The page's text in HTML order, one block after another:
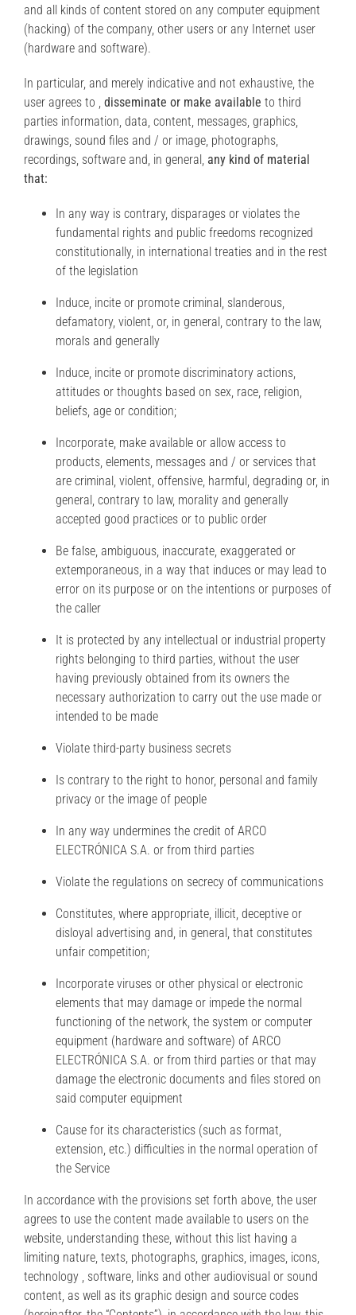
and all kinds of content stored on any computer equipment
(hacking) of the company, other users or any Internet user
(hardware and software).
In particular, and merely indicative and not exhaustive, the
user agrees to , disseminate or make available to third
parties information, data, content, messages, graphics,
drawings, sound files and / or image, photographs,
recordings, software and, in general, any kind of material
that:
In any way is contrary, disparages or violates the
fundamental rights and public freedoms recognized
constitutionally, in international treaties and in the rest
of the legislation
Induce, incite or promote criminal, slanderous,
defamatory, violent, or, in general, contrary to the law,
morals and generally
Induce, incite or promote discriminatory actions,
attitudes or thoughts based on sex, race, religion,
beliefs, age or condition;
Incorporate, make available or allow access to
products, elements, messages and / or services that
are criminal, violent, offensive, harmful, degrading or, in
general, contrary to law, morality and generally
accepted good practices or to public order
Be false, ambiguous, inaccurate, exaggerated or
extemporaneous, in a way that induces or may lead to
error on its purpose or on the intentions or purposes of
the caller
It is protected by any intellectual or industrial property
rights belonging to third parties, without the user
having previously obtained from its owners the
necessary authorization to carry out the use made or
intended to be made
Violate third-party business secrets
Is contrary to the right to honor, personal and family
privacy or the image of people
In any way undermines the credit of ARCO
ELECTRÓNICA S.A. or from third parties
Violate the regulations on secrecy of communications
Constitutes, where appropriate, illicit, deceptive or
disloyal advertising and, in general, that constitutes
unfair competition;
Incorporate viruses or other physical or electronic
elements that may damage or impede the normal
functioning of the network, the system or computer
equipment (hardware and software) of ARCO
ELECTRÓNICA S.A. or from third parties or that may
damage the electronic documents and files stored on
said computer equipment
Cause for its characteristics (such as format,
extension, etc.) difficulties in the normal operation of
the Service
In accordance with the provisions set forth above, the user
agrees to use the content made available to users on the
website, understanding these, without this list having a
limiting nature, texts, photographs, graphics, images, icons,
technology , software, links and other audiovisual or sound
content, as well as its graphic design and source codes